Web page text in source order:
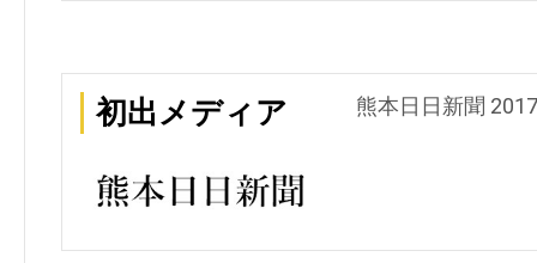
初出メディア 熊本日日新聞